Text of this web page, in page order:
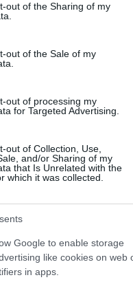
visit or usage behaviour. You
to Google and its third-
below specified purposes in
out of the Sharing of my
out of the Sale of my
out of processing my
for Targeted Advertising.
out of Collection, Use,
and/or Sharing of my
that Is Unrelated with the
which it was collected.
Google to enable storage
like cookies on web
in apps.
ανώνυμα
του. Οι υποθέσεις
θα φθάσουν σε δίκη».
Ζώων που ήταν
που θα έπρεπε να
για όλα τα ζώα που
μας είναι
που ζουν σε
κακοποίηση, που
Ωστόσο, η μέρα
το θέμα θα έπρεπε
όλο τον χρόνο με κάθε